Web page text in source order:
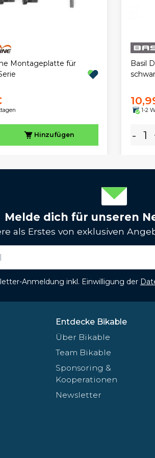
Montageplatte für
Hinzufügen
Basil
1-2
-
Melde dich für unseren
als Erstes von exklusiven
Anmeldung inkl. Einwilligung der
Entdecke Bikable
Über Bikable
Team Bikable
Sponsoring &
Kooperationen
Newsletter